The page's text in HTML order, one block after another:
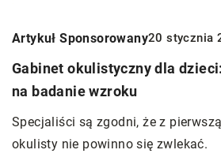
Artykuł Sponsorowany20 stycznia
Gabinet okulistyczny dla
na badanie wzroku
Specjaliści są zgodni, że z
okulisty nie powinno się zwlekać.